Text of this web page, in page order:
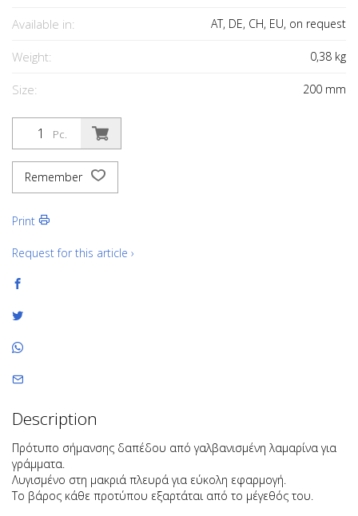
Available in: AT, DE, CH, EU, on request
Weight: 0,38 kg
Size: 200 mm
Pc.
Remember
Print
Request for this article ›
Description
Πρότυπο σήμανσης δαπέδου από γαλβανισμένη λαμαρίνα για
γράμματα.
Λυγισμένο στη μακριά πλευρά για εύκολη εφαρμογή.
Το βάρος κάθε προτύπου εξαρτάται από το μέγεθός του.